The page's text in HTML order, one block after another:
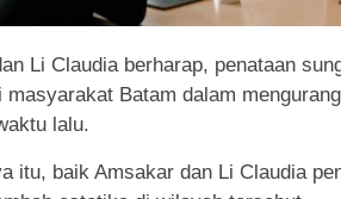
Li Claudia berharap, penataan
masyarakat Batam dalam
lalu.
itu, baik Amsakar dan Li Claudia